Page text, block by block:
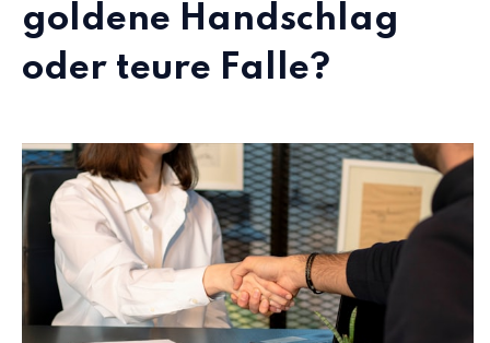
goldene Handschlag
oder teure Falle?